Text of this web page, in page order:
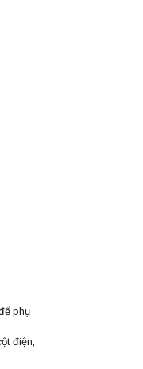
phụ
điện,